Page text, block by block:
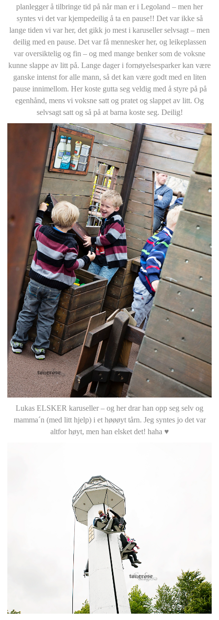
planlegger å tilbringe tid på når man er i Legoland – men her
syntes vi det var kjempedeilig å ta en pause!! Det var ikke så
lange tiden vi var her, det gikk jo mest i karuseller selvsagt – men
deilig med en pause. Det var få mennesker her, og leikeplassen
var oversiktelig og fin – og med mange benker som de voksne
kunne slappe av litt på. Lange dager i fornøyelsesparker kan være
ganske intenst for alle mann, så det kan være godt med en liten
pause innimellom. Her koste gutta seg veldig med å styre på på
egenhånd, mens vi voksne satt og pratet og slappet av litt. Og
selvsagt satt og så på at barna koste seg. Deilig!
Lukas ELSKER karuseller – og her drar han opp seg selv og
mamma´n (med litt hjelp) i et høøøyt tårn. Jeg syntes jo det var
altfor høyt, men han elsket det! haha ♥